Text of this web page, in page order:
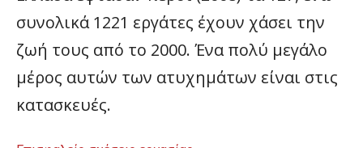
συνολικά 1221 εργάτες έχουν χάσει την
ζωή τους από το 2000. Ένα πολύ μεγάλο
μέρος αυτών των ατυχημάτων είναι στις
κατασκευές.